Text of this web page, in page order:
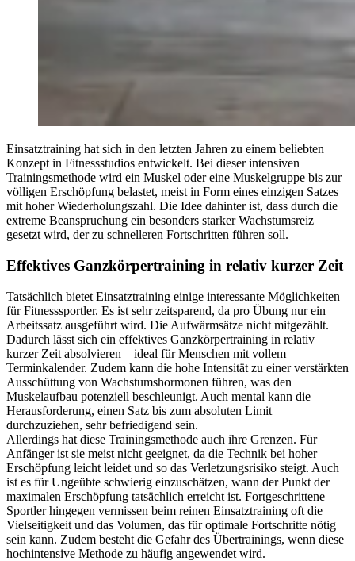
Einsatztraining hat sich in den letzten Jahren zu einem beliebten
Konzept in Fitnessstudios entwickelt. Bei dieser intensiven
Trainingsmethode wird ein Muskel oder eine Muskelgruppe bis zur
völligen Erschöpfung belastet, meist in Form eines einzigen Satzes
mit hoher Wiederholungszahl. Die Idee dahinter ist, dass durch die
extreme Beanspruchung ein besonders starker Wachstumsreiz
gesetzt wird, der zu schnelleren Fortschritten führen soll.
Effektives Ganzkörpertraining in relativ kurzer Zeit
Tatsächlich bietet Einsatztraining einige interessante Möglichkeiten
für Fitnesssportler. Es ist sehr zeitsparend, da pro Übung nur ein
Arbeitssatz ausgeführt wird. Die Aufwärmsätze nicht mitgezählt.
Dadurch lässt sich ein effektives Ganzkörpertraining in relativ
kurzer Zeit absolvieren – ideal für Menschen mit vollem
Terminkalender. Zudem kann die hohe Intensität zu einer verstärkten
Ausschüttung von Wachstumshormonen führen, was den
Muskelaufbau potenziell beschleunigt. Auch mental kann die
Herausforderung, einen Satz bis zum absoluten Limit
durchzuziehen, sehr befriedigend sein.
Allerdings hat diese Trainingsmethode auch ihre Grenzen. Für
Anfänger ist sie meist nicht geeignet, da die Technik bei hoher
Erschöpfung leicht leidet und so das Verletzungsrisiko steigt. Auch
ist es für Ungeübte schwierig einzuschätzen, wann der Punkt der
maximalen Erschöpfung tatsächlich erreicht ist. Fortgeschrittene
Sportler hingegen vermissen beim reinen Einsatztraining oft die
Vielseitigkeit und das Volumen, das für optimale Fortschritte nötig
sein kann. Zudem besteht die Gefahr des Übertrainings, wenn diese
hochintensive Methode zu häufig angewendet wird.